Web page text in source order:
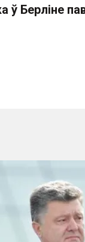
Берліне